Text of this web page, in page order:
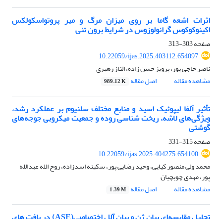
اثرات اشعه گاما بر روی میزان مرگ و میر پروتواسکولکس
اکینوکوکوس گرانولوزوس در شرایط برون تنی
صفحه303-313
10.22059/ijas.2025.403112.654097
ناصر حاجی پور، پرویز حسن زاده، الناز رهبری
مشاهده مقاله
اصل مقاله 989.12 K
تأثیر آلفا لیپوئیک اسید و منابع مختلف سلنیوم بر عملکرد رشد،
ویژگی‌های لاشه، ریخت شناسی روده و جمعیت میکروبی جوجه‌های
گوشتی
صفحه315-331
10.22059/ijas.2025.404275.654100
محمد ولی منصور کیایی، وحید رضایی پور، سکینه اسدزاده، روح الله عبدالله
پور، مهدی چوبچیان
مشاهده مقاله
اصل مقاله 1.39 M